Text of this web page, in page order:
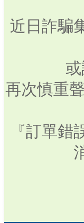
近日詐騙
再次慎重
『訂單